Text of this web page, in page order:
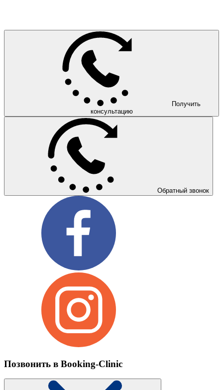
Получить
консультацию
Обратный звонок
Позвонить в Booking-Clinic